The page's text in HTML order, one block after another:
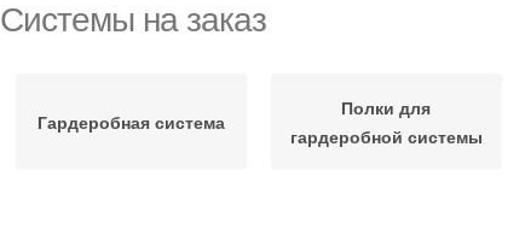
Системы на заказ
Гардеробная система
Полки для
гардеробной системы